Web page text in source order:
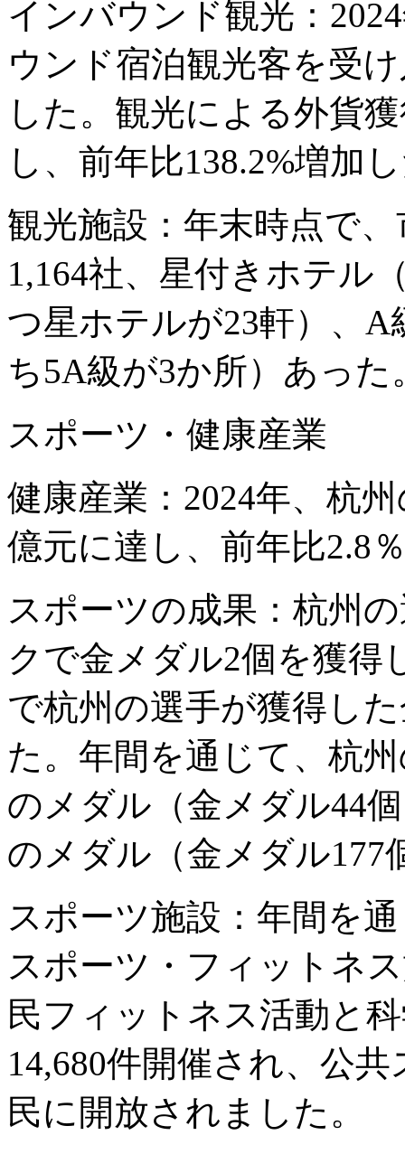
インバウンド観光：
ウンド宿泊観光客を受
した。観光による外貨
し、前年比138.2%増加
観光施設：年末時点で
1,164社、星付きホテル
つ星ホテルが23軒）、
ち5A級が3か所）あった
スポーツ・健康産業
健康産業：2024年、杭
億元に達し、前年比2.8
スポーツの成果：杭州
クで金メダル2個を獲得
で杭州の選手が獲得し
た。年間を通じて、杭
のメダル（金メダル44
のメダル（金メダル177
スポーツ施設：年間を
スポーツ・フィットネ
民フィットネス活動と
14,680件開催され、公
民に開放されました。